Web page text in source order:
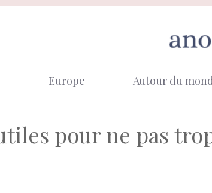
Europe Autour du
pour ne pas